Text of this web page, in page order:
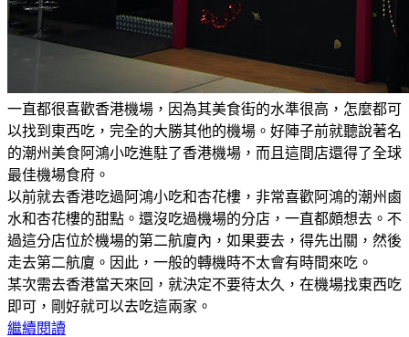
一直都很喜歡香港機場，因為其美食街的水準很高，怎麼都可
以找到東西吃，完全的大勝其他的機場。好陣子前就聽說著名
的潮州美食阿鴻小吃進駐了香港機場，而且這間店還得了全球
最佳機場食府。
以前就去香港吃過阿鴻小吃和杏花樓，非常喜歡阿鴻的潮州鹵
水和杏花樓的甜點。還沒吃過機場的分店，一直都頗想去。不
過這分店位於機場的第二航廈內，如果要去，得先出關，然後
走去第二航廈。因此，一般的轉機時不太會有時間來吃。
某次需去香港當天來回，就決定不要待太久，在機場找東西吃
即可，剛好就可以去吃這兩家。
繼續閱讀